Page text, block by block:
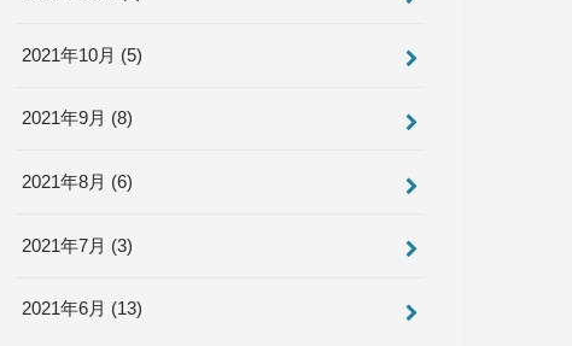
2021年10月 (5)
2021年9月 (8)
2021年8月 (6)
2021年7月 (3)
2021年6月 (13)